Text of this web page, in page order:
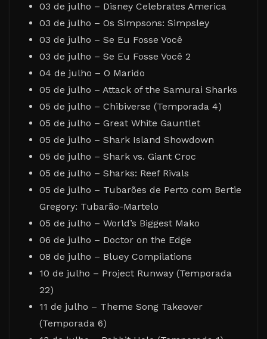
03 de julho – Disney Celebrates America
03 de julho – Os Simpsons: Simpsley
03 de julho – Se Eu Fosse Você
03 de julho – Se Eu Fosse Você 2
04 de julho – O Marido
05 de julho – Attack of the Samurai Sharks
05 de julho – Chibiverse (Temporada 4)
05 de julho – Great White Gauntlet
05 de julho – Shark Island Showdown
05 de julho – Shark vs. Giant Croc
05 de julho – Sharks: Reef Rivals
05 de julho – Tubarões de Perto com Bertie
Gregory: Tubarão-Martelo
05 de julho – World’s Biggest Mako
06 de julho – Doctor on the Edge
08 de julho – Bluey Compilations
10 de julho – Project Runway (Temporada
22)
11 de julho – Theme Song Takeover
(Temporada 6)